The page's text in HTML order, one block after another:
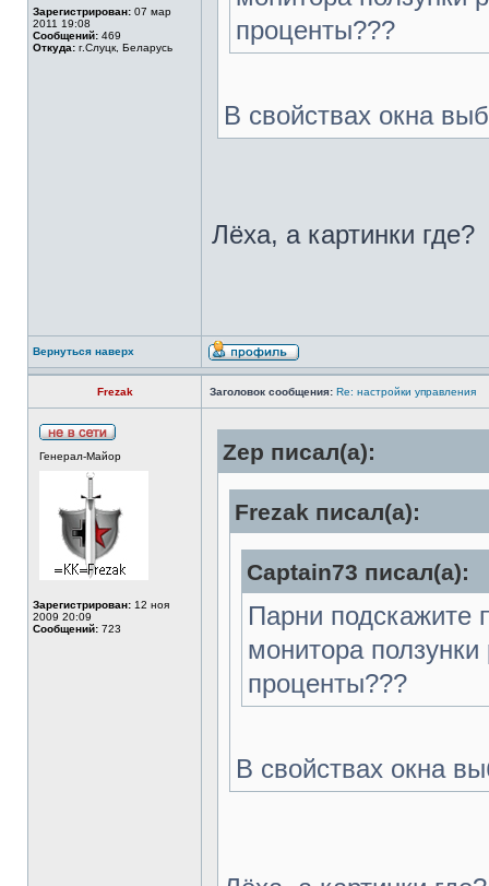
Зарегистрирован: 07 мар
2011 19:08
Сообщений: 469
Откуда: г.Слуцк, Беларусь
проценты???
В свойствах окна
Лёха, а картинки где?
Вернуться наверх
Frezak Заголовок сообщения: Re: настройки управления
Генерал-Майор
Зарегистрирован: 12 ноя
2009 20:09
Сообщений: 723
Zep писал(а):
Frezak писал(а):
Captain73 писал(а):
Парни подскажите
монитора
проценты???
В свойствах окна